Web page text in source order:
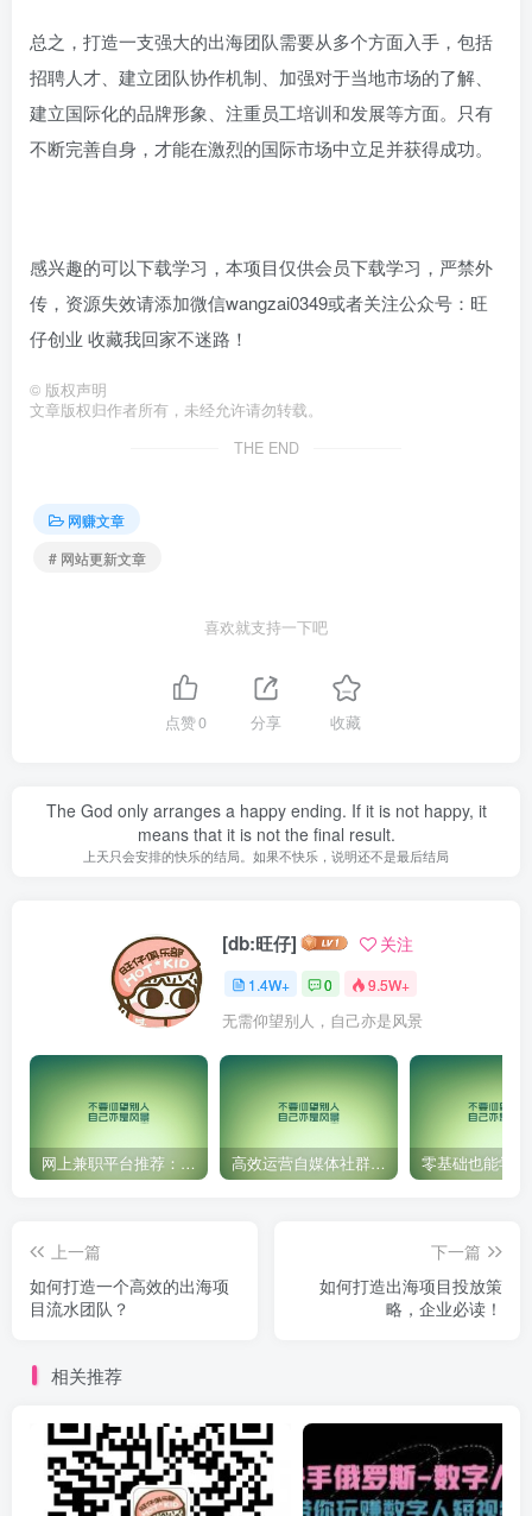
总之，打造一支强大的出海团队需要从多个方面入手，包括
招聘人才、建立团队协作机制、加强对于当地市场的了解、
建立国际化的品牌形象、注重员工培训和发展等方面。只有
不断完善自身，才能在激烈的国际市场中立足并获得成功。
感兴趣的可以下载学习，本项目仅供会员下载学习，严禁外
传，资源失效请添加微信wangzai0349或者关注公众号：旺
仔创业 收藏我回家不迷路！
© 版权声明
文章版权归作者所有，未经允许请勿转载。
THE END
网赚文章
# 网站更新文章
喜欢就支持一下吧
点赞0 分享 收藏
The God only arranges a happy ending. If it is not happy, it
means that it is not the final result.
上天只会安排的快乐的结局。如果不快乐，说明还不是最后结局
[db:旺仔] 关注
1.4W+ 0 9.5W+
无需仰望别人，自己亦是风景
网上兼职平台推荐：国外网赚任务！ 高效运营自媒体社群，让内容更有价值！
上一篇
如何打造一个高效的出海项
目流水团队？
下一篇
如何打造出海项目投放策
略，企业必读！
相关推荐